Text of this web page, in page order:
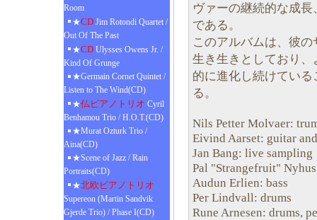
Room
★CD Jim Rotondi Quartet /
Out Of The Past
★CD Ulysses Owens Jr. /
Kind Of Grunge
★Germain Cornet Quintet /
Listen to The Wind(CD)
★仏ピアノトリオ Cyril
Benhamou Trio / H.O.T.(CD)
★Murat Ozturk Trio /
Aina(CD)
★Scene of Jazz / Rain
Portraits(CD)
★北欧ピアノトリオ
Supereon (Martin Sandvik
Gjerde Trio) / Phase I(CD)
ヴァーの継続的な成
である。
このアルバムは、彼
生き生きとしており
的に進化し続けてい
る。
Nils Petter Molvaer:
Eivind Aarset: guitar
Jan Bang: live sampling
Pal "Strangefruit"
Audun Erlien: bass
Per Lindvall: drums
Rune Arnesen: drums,